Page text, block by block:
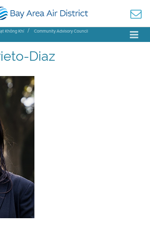
Không Khí
Community Advisory Council
Diaz